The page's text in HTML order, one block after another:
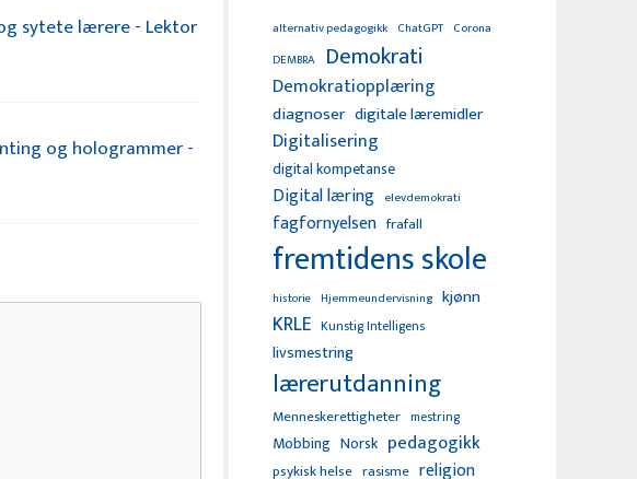
sytete lærere - Lektor
og hologrammer -
alternativ pedagogikk ChatGPT Corona
DEMBRA Demokrati
Demokratiopplæring
diagnoser digitale læremidler
Digitalisering
digital kompetanse
Digital læring elevdemokrati
fagfornyelsen frafall
fremtidens skole
historie Hjemmeundervisning kjønn
KRLE Kunstig Intelligens
livsmestring
lærerutdanning
Menneskerettigheter mestring
Mobbing Norsk pedagogikk
psykisk helse rasisme religion